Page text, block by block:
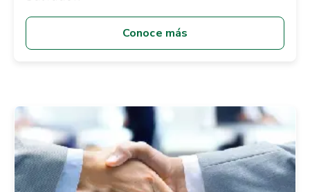
Conoce más